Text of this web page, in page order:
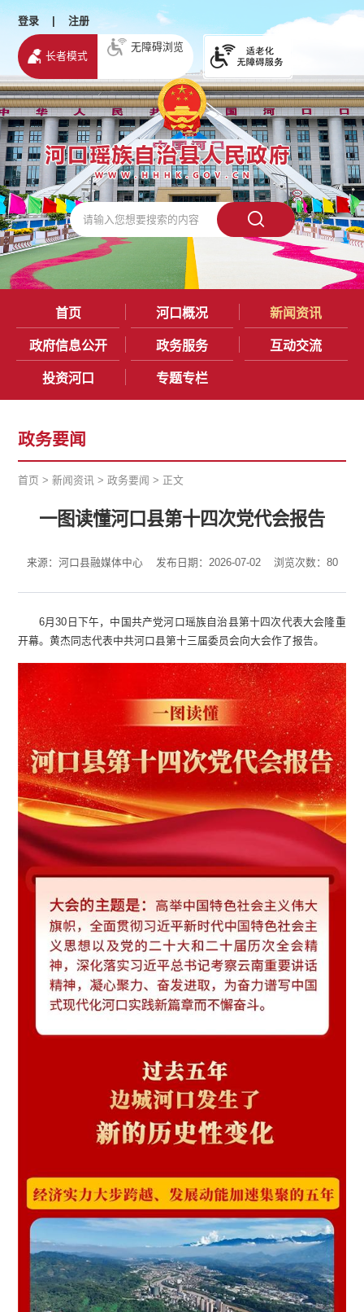
登录 | 注册
长者模式
无障碍浏览
首页 河口概况 新闻资讯
政府信息公开 政务服务 互动交流
投资河口 专题专栏
政务要闻
首页 >新闻资讯 >政务要闻 > 正文
一图读懂河口县第十四次党代会报告
来源：河口县融媒体中心 发布日期：2026-07-02 浏览次数： 80
6月30日下午，中国共产党河口瑶族自治县第十四次代表大会隆重
开幕。黄杰同志代表中共河口县第十三届委员会向大会作了报告。